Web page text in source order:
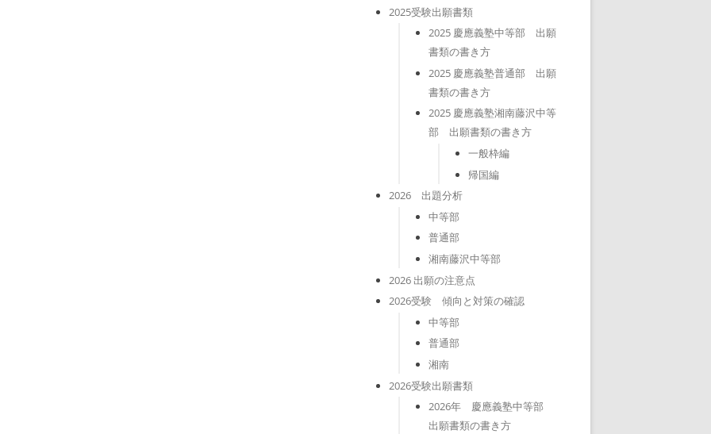
2025受験出願書類
2025 慶應義塾中等部 出願
書類の書き方
2025 慶應義塾普通部 出願
書類の書き方
2025 慶應義塾湘南藤沢中等
部 出願書類の書き方
一般枠編
帰国編
2026 出題分析
中等部
普通部
湘南藤沢中等部
2026 出願の注意点
2026受験 傾向と対策の確認
中等部
普通部
湘南
2026受験出願書類
2026年 慶應義塾中等部
出願書類の書き方